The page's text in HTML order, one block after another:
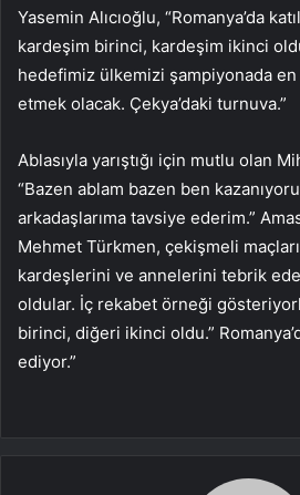
Yasemin Alıcıoğlu, “Romanya’da
kardeşim birinci, kardeşim ikinci
hedefimiz ülkemizi şampiyonada
etmek olacak. Çekya’daki turnuva.”
Ablasıyla yarıştığı için mutlu olan
“Bazen ablam bazen ben
arkadaşlarıma tavsiye ederim.”
Mehmet Türkmen, çekişmeli
kardeşlerini ve annelerini tebrik
oldular. İç rekabet örneği
birinci, diğeri ikinci oldu.”
ediyor.”